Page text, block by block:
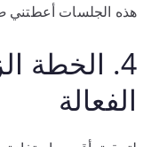
هذه الجلسات أعطتني
4. الخطة
الفعالة